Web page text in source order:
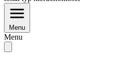
Menu
Menu